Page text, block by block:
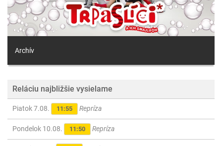
Archív
Reláciu najbližšie vysielame
Piatok 7.08. 11:55 Repríza
Pondelok 10.08. 11:50 Repríza